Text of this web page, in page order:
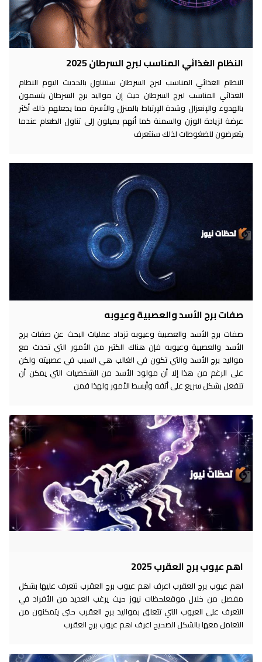
النظام الغذائي المناسب لبرج السرطان 2025
النظام الغذائي المناسب لبرج السرطان سنتناول بالحديث اليوم النظام
الغذائي المناسب لبرج السرطان حيث إن مواليد برج السرطان يتسمون
بالهدوء والإنعزال وشدة الإرتباط بالمنزل والأسرة مما يجعلهم ذلك أكثر
عرضة لزيادة الوزن والسمنة كما أنهم يميلون إلى تناول الطعام عندما
يتعرضون للضغوطات لذلك سنتعرف
صفات برج الأسد والعصبية وعيوبه
صفات برج الأسد والعصبية وعيوبه تزداد عمليات البحث عن صفات برج
الأسد والعصبية وعيوبه فإن هناك الكثير من الأمور التي تحدث مع
مواليد برج الأسد والتي تكون في الغالب هي السبب في عصبيته ولكن
على الرغم من هذا إلا أن مولود الأسد من الشخصيات التي يمكن أن
تنفعل بشكل سريع على أتفه وأبسط الأمور ولهذا فمن
اهم عيوب برج العقرب 2025
اهم عيوب برج العقرب اعرف اهم عيوب برج العقرب نتعرف عليها بشكل
مفصل من خلال موقعلحظات نيوز حيث يرغب العديد من الأفراد في
التعرف على العيوب التي تتعلق بمواليد برج العقرب حتى يتمكنون من
التعامل معها بالشكل الصحيح اعرف اهم عيوب برج العقرب